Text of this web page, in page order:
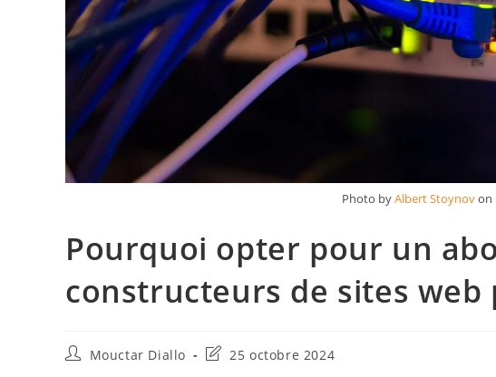
Photo byAlbert Stoynovon
Pourquoi opter pour un
constructeurs de sites web
Auteur/autrice
Mouctar Diallo
Dernière
25 octobre 2024